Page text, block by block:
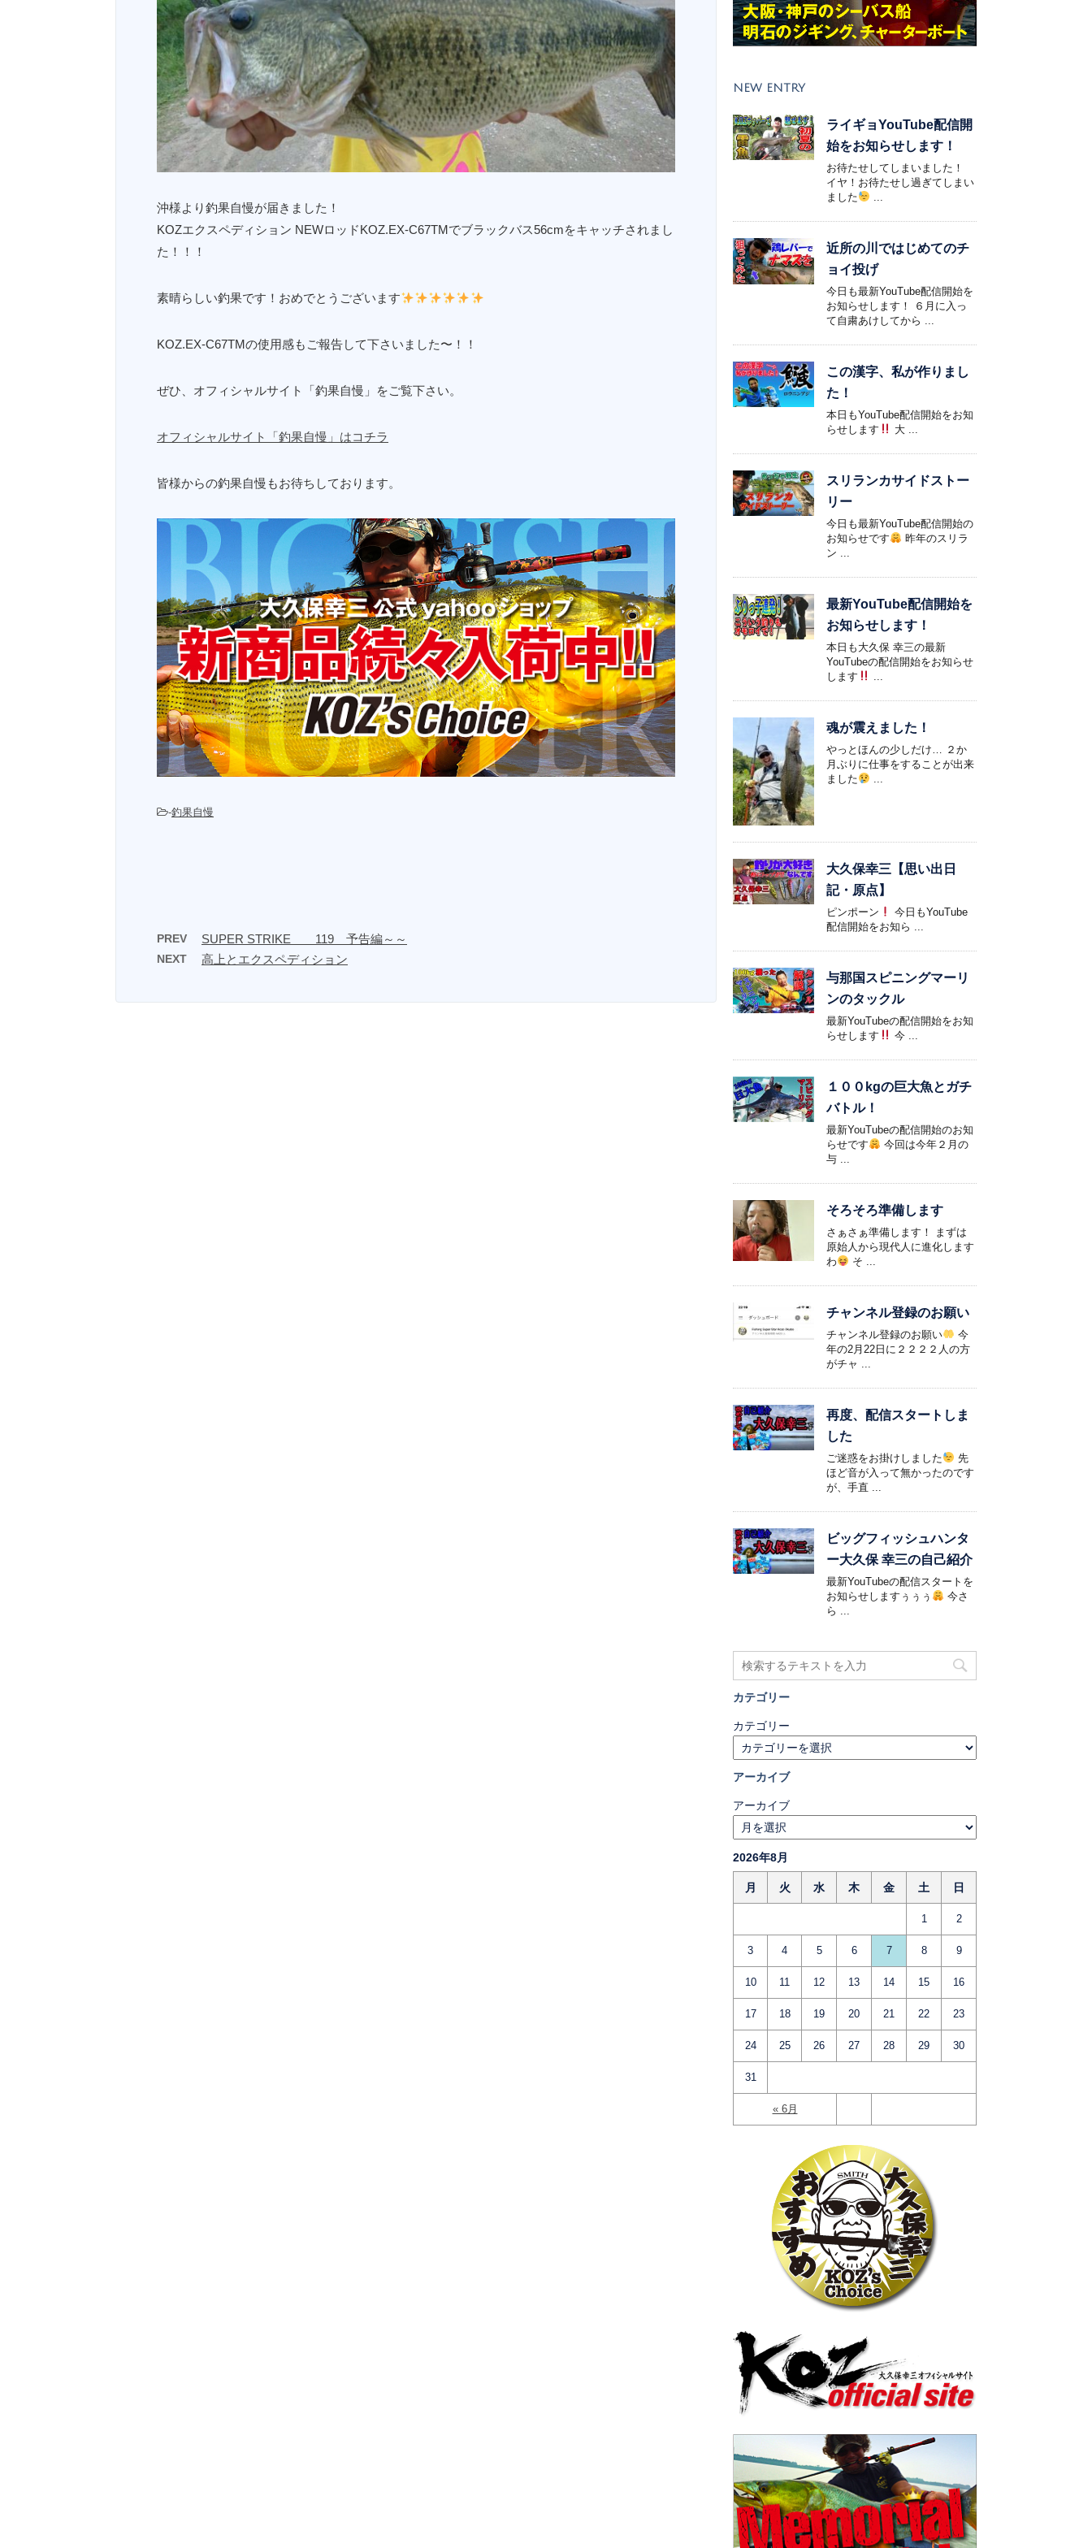
沖様より釣果自慢が届きました！
KOZエクスペディション NEWロッドKOZ.EX-C67TMでブラックバス56cmをキャッチされまし
た！！！
素晴らしい釣果です！おめでとうございます
KOZ.EX-C67TMの使用感もご報告して下さいました〜！！
ぜひ、オフィシャルサイト「釣果自慢」をご覧下さい。
オフィシャルサイト「釣果自慢」はコチラ
皆様からの釣果自慢もお待ちしております。
-釣果自慢
PREV SUPER STRIKE 119 予告編～～
NEXT 高上とエクスペディション
NEW ENTRY
ライギョYouTube配信開
始をお知らせします！
お待たせしてしまいました！
イヤ！お待たせし過ぎてしまい
ました
...
近所の川ではじめてのチ
ョイ投げ
今日も最新YouTube配信開始を
お知らせします！ ６月に入っ
て自粛あけしてから ...
この漢字、私が作りまし
た！
本日もYouTube配信開始をお知
らせします
大 ...
スリランカサイドストー
リー
今日も最新YouTube配信開始の
お知らせです
昨年のスリラ
ン ...
最新YouTube配信開始を
お知らせします！
本日も大久保 幸三の最新
YouTubeの配信開始をお知らせ
します
...
魂が震えました！
やっとほんの少しだけ… ２か
月ぶりに仕事をすることが出来
ました
...
大久保幸三【思い出日
記・原点】
ピンポーン
今日もYouTube
配信開始をお知ら ...
与那国スピニングマーリ
ンのタックル
最新YouTubeの配信開始をお知
らせします
今 ...
１００kgの巨大魚とガチ
バトル！
最新YouTubeの配信開始のお知
らせです
今回は今年２月の
与 ...
そろそろ準備します
さぁさぁ準備します！ まずは
原始人から現代人に進化します
わ
そ ...
チャンネル登録のお願い
チャンネル登録のお願い
今
年の2月22日に２２２２人の方
がチャ ...
再度、配信スタートしま
した
ご迷惑をお掛けしました
先
ほど音が入って無かったのです
が、手直 ...
ビッグフィッシュハンタ
ー大久保 幸三の自己紹介
最新YouTubeの配信スタートを
お知らせしますぅぅぅ
今さ
ら ...
カテゴリー
カテゴリー
アーカイブ
アーカイブ
2026年8月
月 火 水 木 金 土 日
« 6月
1 2
3 4 5 6 7 8 9
10 11 12 13 14 15 16
17 18 19 20 21 22 23
24 25 26 27 28 29 30
31